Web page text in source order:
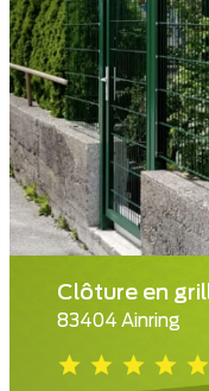
Clôture en
83404 Ainring